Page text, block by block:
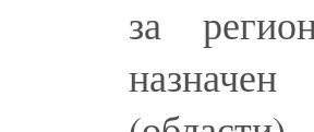
за